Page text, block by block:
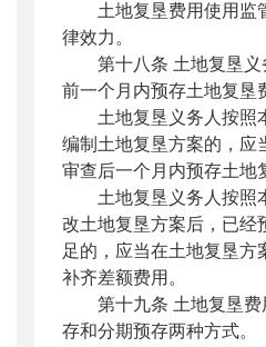
土地复垦费用使用监
律效力。
第十八条 土地复垦义
前一个月内预存土地复垦
土地复垦义务人按照
编制土地复垦方案的，应
审查后一个月内预存土地
土地复垦义务人按照
改土地复垦方案后，已经
足的，应当在土地复垦方
补齐差额费用。
第十九条 土地复垦费
存和分期预存两种方式。